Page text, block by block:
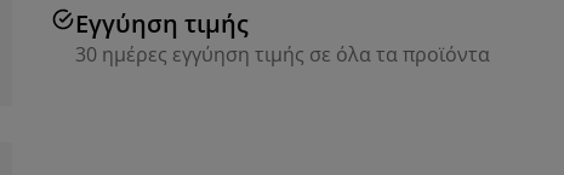
Εγγύηση τιμής
30 ημέρες εγγύηση τιμής σε όλα τα προϊόντα